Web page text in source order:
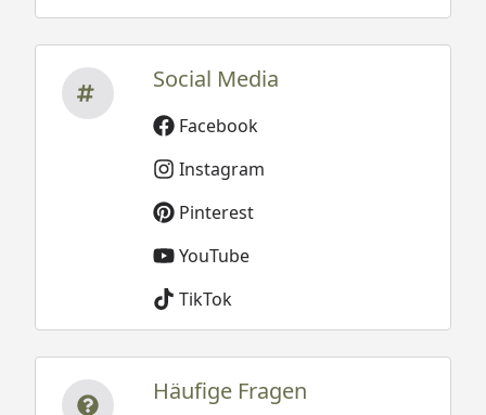
Social Media
Facebook
Instagram
Pinterest
YouTube
TikTok
Häufige Fragen